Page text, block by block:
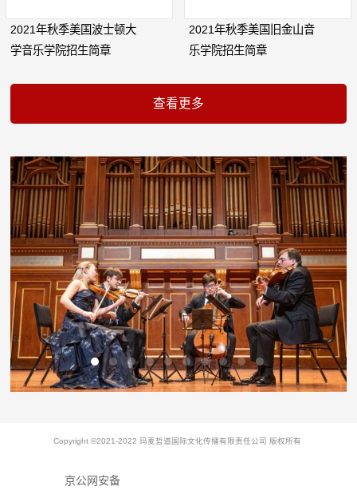
2021年秋季美国波士顿大
学音乐学院招生简章
2021年秋季美国旧金山音
乐学院招生简章
Copyright ©2021-2022 玛麦哲道国际文化传播有限责任公司 版权所有
京公网安备